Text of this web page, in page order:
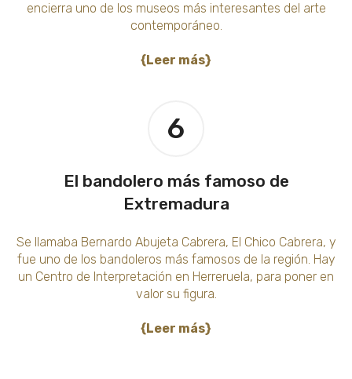
encierra uno de los museos más interesantes del arte
contemporáneo.
{Leer más}
6
El bandolero más famoso de
Extremadura
Se llamaba Bernardo Abujeta Cabrera, El Chico Cabrera, y
fue uno de los bandoleros más famosos de la región. Hay
un Centro de Interpretación en Herreruela, para poner en
valor su figura.
{Leer más}